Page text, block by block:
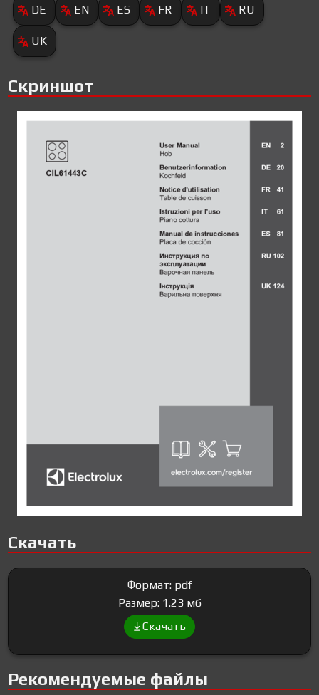
DE EN ES FR IT RU
UK
Скриншот
Скачать
Формат: pdf
Размер: 1.23 мб
Скачать
Рекомендуемые файлы